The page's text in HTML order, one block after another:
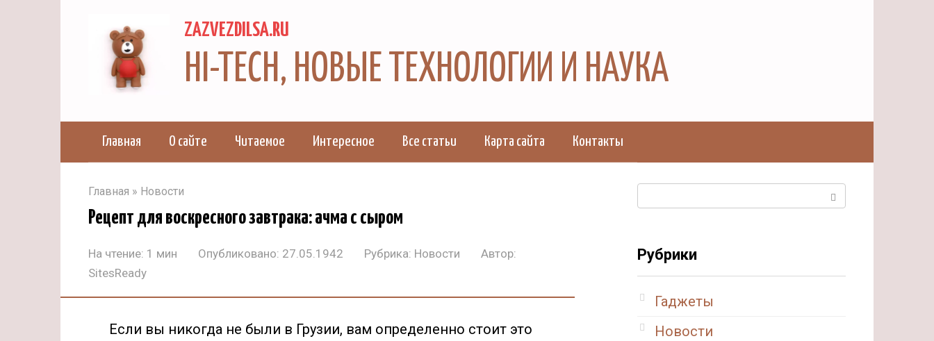
ZAZVEZDILSA.RU
HI-TECH, НОВЫЕ ТЕХНОЛОГИИ И НАУКА
Главная О сайте Читаемое Интересное Все статьи Карта сайта Контакты
Главная » Новости
Рецепт для воскресного завтрака: ачма с сыром
На чтение: 1 мин Опубликовано: 27.05.1942 Рубрика: Новости
Автор:
SitesReady
Если вы никогда не были в Грузии, вам определенно стоит это
Рубрики
Гаджеты
Новости